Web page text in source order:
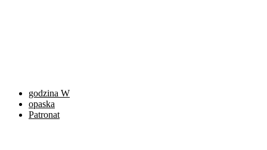
godzina W
opaska
Patronat